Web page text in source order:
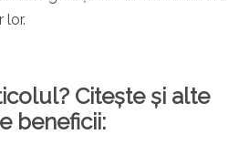
lor.
Citește și alte
beneficii: